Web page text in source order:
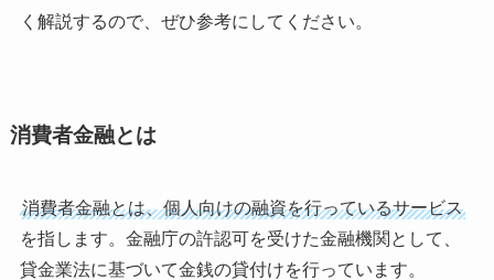
く解説するので、ぜひ参考にしてください。
消費者金融とは
消費者金融とは、個人向けの融資を行っているサービス
を指します。金融庁の許認可を受けた金融機関として、
貸金業法に基づいて金銭の貸付けを行っています。